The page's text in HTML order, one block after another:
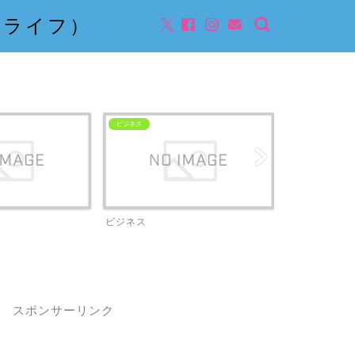
イフ）
ビジネス
ビジネス
スポンサーリンク